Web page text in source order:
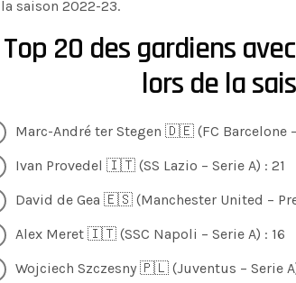
saison 2022-23.
Top 20 des gardiens
lors de la
Marc-André ter Stegen 🇩🇪 (FC Barcelone
Ivan Provedel 🇮🇹 (SS Lazio – Serie A) : 21
David de Gea 🇪🇸 (Manchester United –
Alex Meret 🇮🇹 (SSC Napoli – Serie A) : 16
Wojciech Szczesny 🇵🇱 (Juventus – Serie